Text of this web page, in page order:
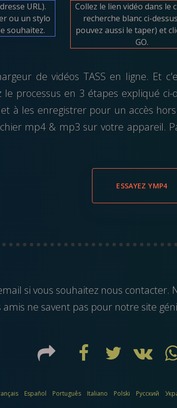
URL).
ou un stylo
souhaitez.
Collez le lien vidéo dans le
recherche blanc ci-
pouvez aussi le taper) et
GO.
de vidéos TASS en ligne. Et
le processus en 3 étapes expliqué
et à les enregistrer pour un accès
mp4 & mp3 sur votre appareil.
ESSAYEZ YMP4
si vous souhaitez nous contacter.
amis ne savent pas pour notre site
Español Português Italiano Polski Русский